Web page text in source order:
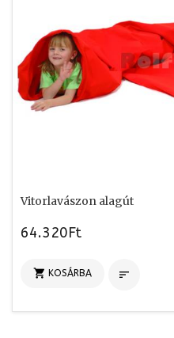
Vitorlavászon alagút
64.320Ft
 KOSÁRBA 